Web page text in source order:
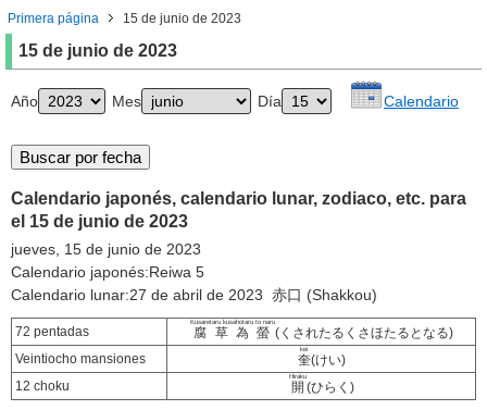
Primera página 15 de junio de 2023
15 de junio de 2023
Año Mes Día Calendario
Calendario japonés, calendario lunar, zodiaco, etc. para
el 15 de junio de 2023
jueves, 15 de junio de 2023
Calendario japonés:Reiwa 5
Calendario lunar:27 de abril de 2023 赤口 (Shakkou)
72 pentadas 腐草為螢
Kusaretaru kusahotaru to naru
(くされたるくさほたるとなる)
Veintiocho mansiones
奎
kei
(けい)
12 choku
開
Hiraku
(ひらく)